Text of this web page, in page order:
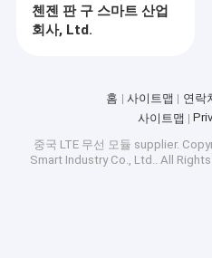
첸젠 판 구 스마트 산업
회사, Ltd.
홈 사이트맵 연락
사이트맵
중국 LTE 무선 모듈 supplier.
Smart Industry Co., Ltd.. All